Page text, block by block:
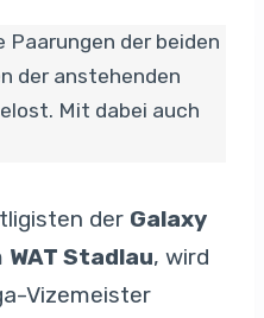
Paarungen der beiden
der anstehenden
Mit dabei auch
der Galaxy
WAT Stadlau, wird
Vizemeister